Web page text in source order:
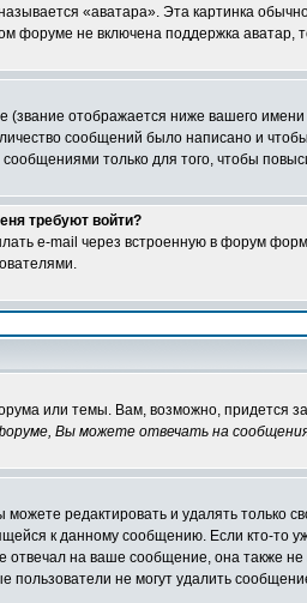
«аватара». Эта картинка
форуме не включена поддержка
отображается ниже вашего
сообщений было написано и
только для того, чтобы
требуют войти?
e-mail через встроенную в форум
или темы. Вам, возможно, придется
Вы можете отвечать на
редактировать и удалять только
к данному сообщению. Если кто-то
на ваше сообщение, она также
пользователи не могут удалить